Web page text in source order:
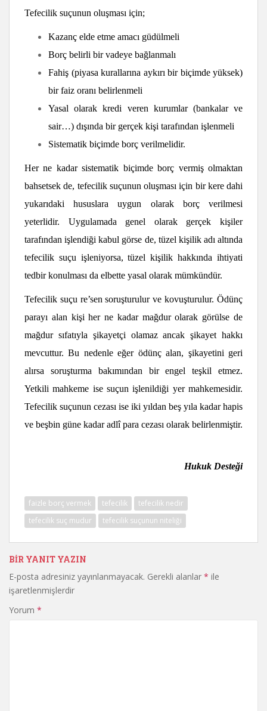
Tefecilik suçunun oluşması için;
Kazanç elde etme amacı güdülmeli
Borç belirli bir vadeye bağlanmalı
Fahiş (piyasa kurallarına aykırı bir biçimde yüksek)
bir faiz oranı belirlenmeli
Yasal olarak kredi veren kurumlar (bankalar ve
sair…) dışında bir gerçek kişi tarafından işlenmeli
Sistematik biçimde borç verilmelidir.
Her ne kadar sistematik biçimde borç vermiş olmaktan
bahsetsek de, tefecilik suçunun oluşması için bir kere dahi
yukarıdaki hususlara uygun olarak borç verilmesi
yeterlidir. Uygulamada genel olarak gerçek kişiler
tarafından işlendiği kabul görse de, tüzel kişilik adı altında
tefecilik suçu işleniyorsa, tüzel kişilik hakkında ihtiyati
tedbir konulması da elbette yasal olarak mümkündür.
Tefecilik suçu re’sen soruşturulur ve kovuşturulur. Ödünç
parayı alan kişi her ne kadar mağdur olarak görülse de
mağdur sıfatıyla şikayetçi olamaz ancak şikayet hakkı
mevcuttur. Bu nedenle eğer ödünç alan, şikayetini geri
alırsa soruşturma bakımından bir engel teşkil etmez.
Yetkili mahkeme ise suçun işlenildiği yer mahkemesidir.
Tefecilik suçunun cezası ise iki yıldan beş yıla kadar hapis
ve beşbin güne kadar adlî para cezası olarak belirlenmiştir.
Hukuk Desteği
faizle borç vermek tefecilik
tefecilik nedir
tefecilik suç mudur
tefecilik suçunun niteliği
BIR YANIT YAZIN
E-posta adresiniz yayınlanmayacak. Gerekli alanlar * ile
işaretlenmişlerdir
Yorum *